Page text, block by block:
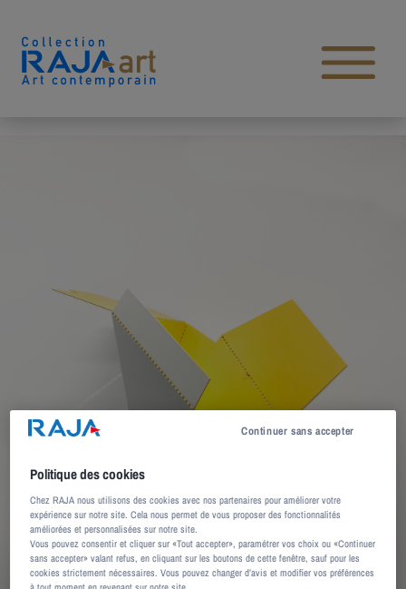
Open main menu
Politique des cookies
Chez RAJA nous utilisons des cookies avec nos partenaires pour améliorer votre
expérience sur notre site. Cela nous permet de vous proposer des fonctionnalités
améliorées et personnalisées sur notre site.
Vous pouvez consentir et cliquer sur «Tout accepter», paramétrer vos choix ou «Continuer
sans accepter» valant refus, en cliquant sur les boutons de cette fenêtre, sauf pour les
cookies strictement nécessaires. Vous pouvez changer d’avis et modifier vos préférences
Continuer sans accepter